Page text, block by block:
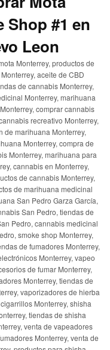
Shop #1 en
Leon
Monterrey, productos de
aceite de CBD
de cannabis Monterrey,
Monterrey, marihuana
comprar cannabis
recreativo Monterrey,
de marihuana Monterrey,
Monterrey, compra de
Monterrey, marihuana para
cannabis en Monterrey,
de cannabis Monterrey,
de marihuana medicinal
San Pedro Garza García,
San Pedro, tiendas de
Pedro, cannabis medicinal
smoke shop Monterrey,
de fumadores Monterrey,
Monterrey, vapeo
de fumar Monterrey,
Monterrey, tiendas de
vaporizadores de hierba
Monterrey, shisha
tiendas de shisha
venta de vapeadores
Monterrey, venta de